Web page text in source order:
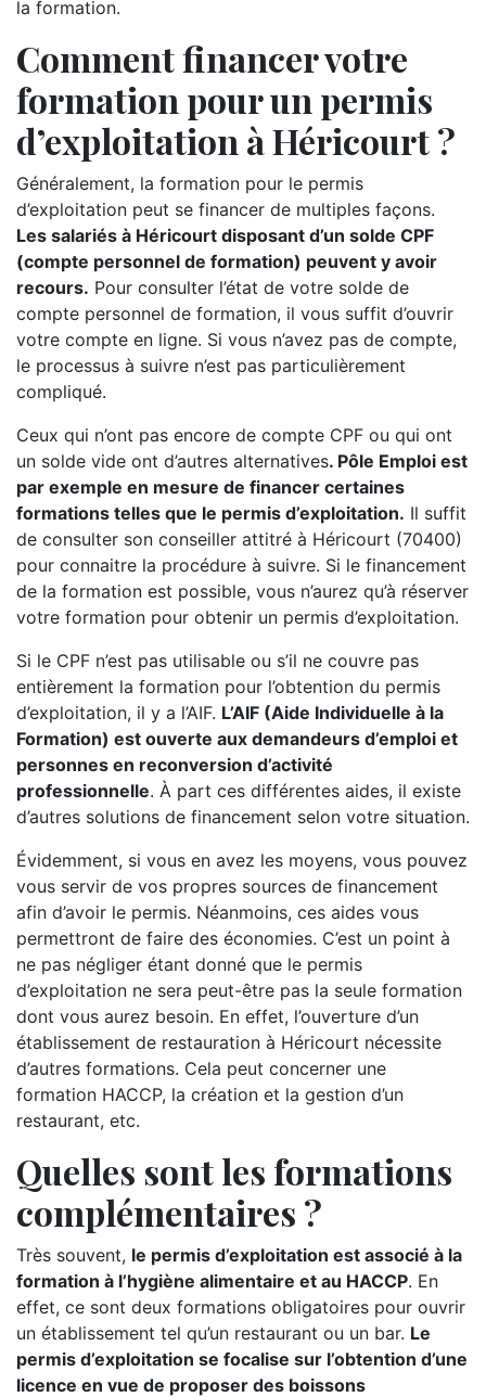
la formation.
Comment financer votre
formation pour un permis
d’exploitation à Héricourt ?
Généralement, la formation pour le permis
d’exploitation peut se financer de multiples façons.
Les salariés à Héricourt disposant d’un solde CPF
(compte personnel de formation) peuvent y avoir
recours. Pour consulter l’état de votre solde de
compte personnel de formation, il vous suffit d’ouvrir
votre compte en ligne. Si vous n’avez pas de compte,
le processus à suivre n’est pas particulièrement
compliqué.
Ceux qui n’ont pas encore de compte CPF ou qui ont
un solde vide ont d’autres alternatives. Pôle Emploi est
par exemple en mesure de financer certaines
formations telles que le permis d’exploitation. Il suffit
de consulter son conseiller attitré à Héricourt (70400)
pour connaitre la procédure à suivre. Si le financement
de la formation est possible, vous n’aurez qu’à réserver
votre formation pour obtenir un permis d’exploitation.
Si le CPF n’est pas utilisable ou s’il ne couvre pas
entièrement la formation pour l’obtention du permis
d’exploitation, il y a l’AIF. L’AIF (Aide Individuelle à la
Formation) est ouverte aux demandeurs d’emploi et
personnes en reconversion d’activité
professionnelle. À part ces différentes aides, il existe
d’autres solutions de financement selon votre situation.
Évidemment, si vous en avez les moyens, vous pouvez
vous servir de vos propres sources de financement
afin d’avoir le permis. Néanmoins, ces aides vous
permettront de faire des économies. C’est un point à
ne pas négliger étant donné que le permis
d’exploitation ne sera peut-être pas la seule formation
dont vous aurez besoin. En effet, l’ouverture d’un
établissement de restauration à Héricourt nécessite
d’autres formations. Cela peut concerner une
formation HACCP, la création et la gestion d’un
restaurant, etc.
Quelles sont les formations
complémentaires ?
Très souvent, le permis d’exploitation est associé à la
formation à l’hygiène alimentaire et au HACCP. En
effet, ce sont deux formations obligatoires pour ouvrir
un établissement tel qu’un restaurant ou un bar. Le
permis d’exploitation se focalise sur l’obtention d’une
licence en vue de proposer des boissons